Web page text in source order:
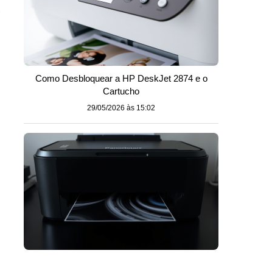
Como Desbloquear a HP DeskJet 2874 e o
Cartucho
29/05/2026 às 15:02